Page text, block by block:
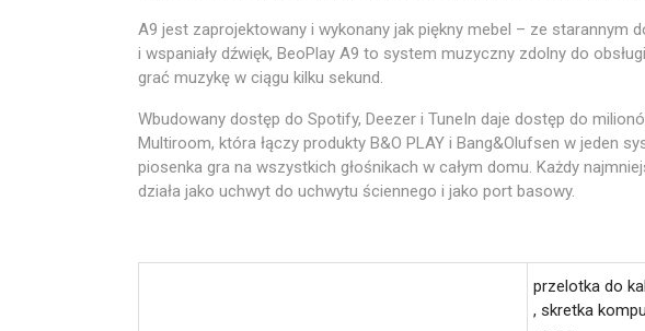
A9 jest zaprojektowany i wykonany jak piękny mebel – ze starannym
i wspaniały dźwięk, BeoPlay A9 to system muzyczny zdolny do
grać muzykę w ciągu kilku sekund.
Wbudowany dostęp do Spotify, Deezer i TuneIn daje dostęp do
Multiroom, która łączy produkty B&O PLAY i Bang&Olufsen w jeden
piosenka gra na wszystkich głośnikach w całym domu. Każdy
działa jako uchwyt do uchwytu ściennego i jako port basowy.
przelotka do
, skretka